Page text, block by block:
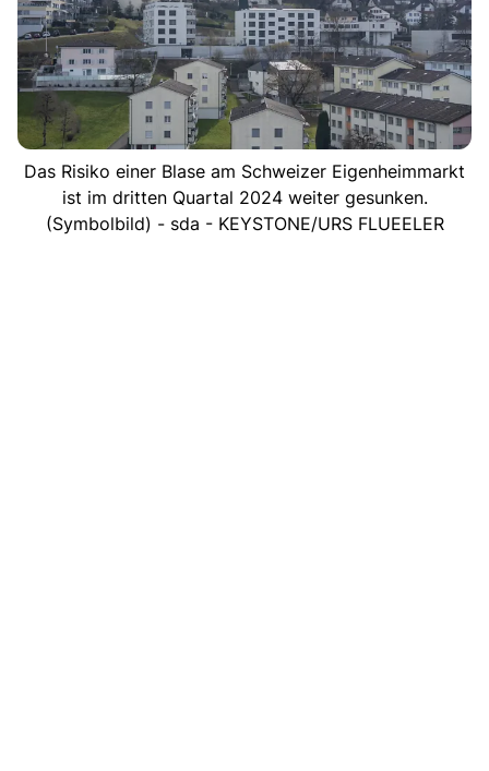
Das Risiko einer Blase am Schweizer Eigenheimmarkt
ist im dritten Quartal 2024 weiter gesunken.
(Symbolbild) - sda - KEYSTONE/URS FLUEELER